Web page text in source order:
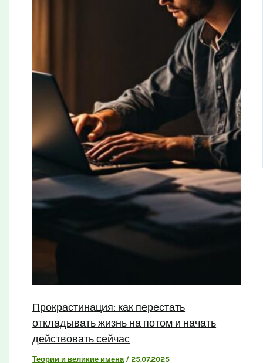
Прокрастинация: как перестать
откладывать жизнь на потом и начать
действовать сейчас
Теории и великие имена/25.07.2025